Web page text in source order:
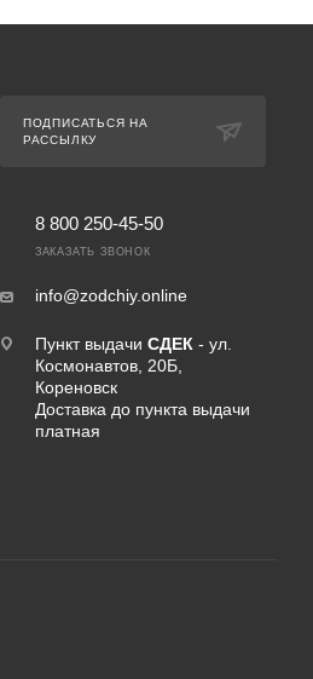
ПОДПИСАТЬСЯ НА
РАССЫЛКУ
8 800 250-45-50
ЗАКАЗАТЬ ЗВОНОК
info@zodchiy.online
Пункт выдачи СДЕК - ул.
Космонавтов, 20Б,
Кореновск
Доставка до пункта выдачи
платная